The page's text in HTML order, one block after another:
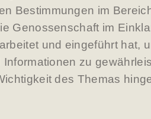
Bestimmungen im
Genossenschaft im
und eingeführt hat,
zu
des Themas